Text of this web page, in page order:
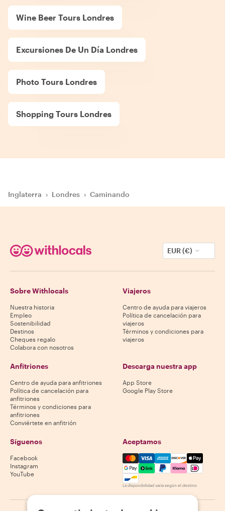
Wine Beer Tours Londres
Excursiones De Un Día Londres
Photo Tours Londres
Shopping Tours Londres
Inglaterra › Londres › Caminando
EUR (€)
Sobre Withlocals
Nuestra historia
Empleo
Sostenibilidad
Destinos
Cheques regalo
Colabora con nosotros
Viajeros
Centro de ayuda para viajeros
Política de cancelación para
viajeros
Términos y condiciones para
viajeros
Anfitriones
Centro de ayuda para anfitriones
Política de cancelación para
anfitriones
Términos y condiciones para
anfitriones
Conviértete en anfitrión
Descarga nuestra app
App Store
Google Play Store
Síguenos
Facebook
Instagram
YouTube
Aceptamos
Mastercard, Visa, Amex,
La disponibilidad varía según el destino